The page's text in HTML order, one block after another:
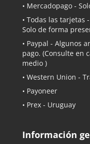
• Mercadopago -
• Todas las tarjetas -
Solo de forma
• Paypal - Algunos
pago. (Consulte en
medio )
• Western Union -
• Payoneer
• Prex - Uruguay
Información